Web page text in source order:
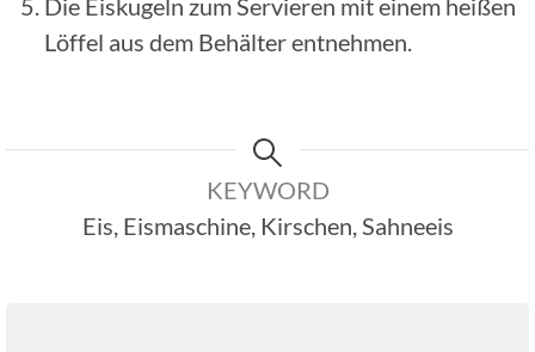
Die Eiskugeln zum Servieren mit einem heißen
Löffel aus dem Behälter entnehmen.
KEYWORD
Eis, Eismaschine, Kirschen, Sahneeis